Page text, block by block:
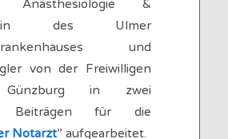
&
des Ulmer
und
von der Freiwilligen
Günzburg in zwei
Beiträgen für die
Notarzt” aufgearbeitet.